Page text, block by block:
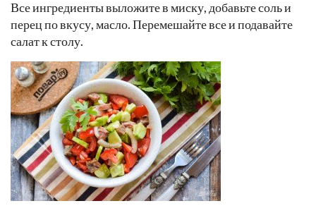
Все ингредиенты выложите в миску, добавьте соль и
перец по вкусу, масло. Перемешайте все и подавайте
салат к столу.